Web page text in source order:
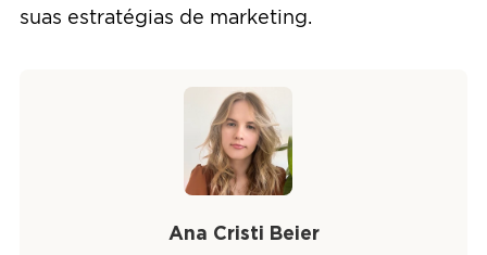
suas estratégias de marketing.
Ana Cristi Beier